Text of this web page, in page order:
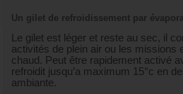
Un gilet de refroidissement par
Le gilet est léger et reste au sec, il
activités de plein air ou les missions
chaud. Peut être rapidement activé
refroidit jusqu’a maximum 15°c en
ambiante.